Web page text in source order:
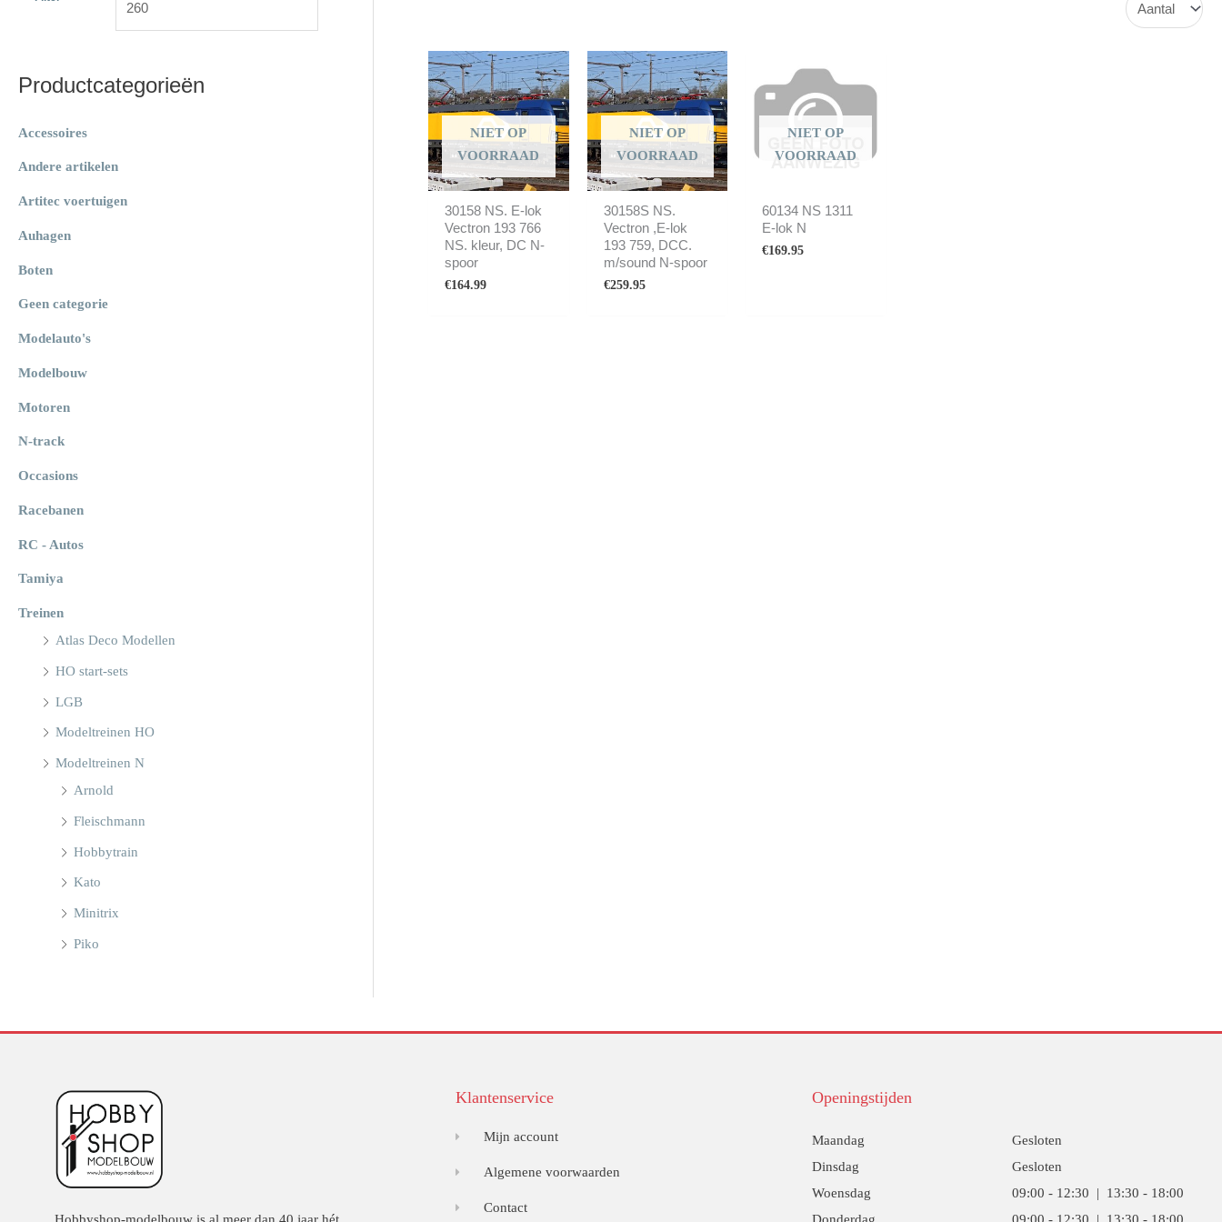
:Productcategorieën
Accessoires
Andere artikelen
Artitec voertuigen
Auhagen
Boten
Geen categorie
Modelauto's
Modelbouw
Motoren
N-track
Occasions
Racebanen
RC - Autos
Tamiya
Treinen
Atlas Deco Modellen
HO start-sets
LGB
Modeltreinen HO
Modeltreinen N
Arnold
Fleischmann
Hobbytrain
Kato
Minitrix
Piko
NIET OP
VOORRAAD
30158 NS. E-lok
Vectron 193 766
NS. kleur, DC N-
spoor
€164.99
NIET OP
VOORRAAD
30158S NS.
Vectron ,E-lok
193 759, DCC.
m/sound N-spoor
€259.95
NIET OP
VOORRAAD
60134 NS 1311
E-lok N
€169.95
Klantenservice
Mijn account
Algemene voorwaarden
Contact
Openingstijden
Maandag
Gesloten
Dinsdag
Gesloten
Woensdag
09:00 - 12:30 | 13:30 - 18:00